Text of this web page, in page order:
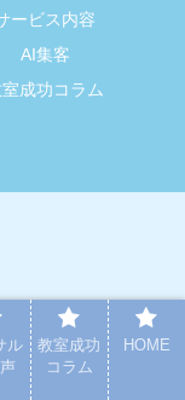
ービス内容
AI集客
成功コラム
ル
教室成功
コラム
HOME